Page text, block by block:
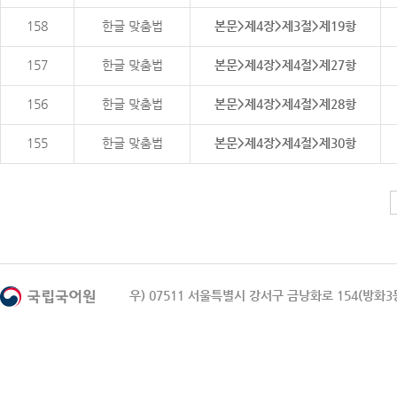
158 한글 맞춤법 본문>제4장>제3절>제19항
157 한글 맞춤법 본문>제4장>제4절>제27항
156 한글 맞춤법 본문>제4장>제4절>제28항
155 한글 맞춤법 본문>제4장>제4절>제30항
우) 07511 서울특별시 강서구 금낭화로 154(방화3